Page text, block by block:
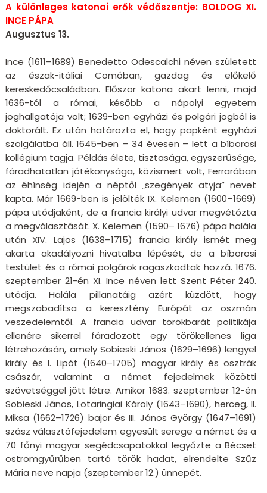
A különleges katonai erők védőszentje: BOLDOG XI.
INCE PÁPA
Augusztus 13.
Ince (1611–1689) Benedetto Odescalchi néven született
az észak-itáliai Comóban, gazdag és előkelő
kereskedőcsaládban. Először katona akart lenni, majd
1636-tól a római, később a nápolyi egyetem
joghallgatója volt; 1639-ben egyházi és polgári jogból is
doktorált. Ez után határozta el, hogy papként egyházi
szolgálatba áll. 1645-ben – 34 évesen – lett a bíborosi
kollégium tagja. Példás élete, tisztasága, egyszerűsége,
fáradhatatlan jótékonysága, közismert volt, Ferrarában
az éhínség idején a néptől „szegények atyja” nevet
kapta. Már 1669-ben is jelölték IX. Kelemen (1600–1669)
pápa utódjaként, de a francia királyi udvar megvétózta
a megválasztását. X. Kelemen (1590– 1676) pápa halála
után XIV. Lajos (1638–1715) francia király ismét meg
akarta akadályozni hivatalba lépését, de a bíborosi
testület és a római polgárok ragaszkodtak hozzá. 1676.
szeptember 21-én XI. Ince néven lett Szent Péter 240.
utódja. Halála pillanatáig azért küzdött, hogy
megszabadítsa a keresztény Európát az oszmán
veszedelemtől. A francia udvar törökbarát politikája
ellenére sikerrel fáradozott egy törökellenes liga
létrehozásán, amely Sobieski János (1629–1696) lengyel
király és I. Lipót (1640–1705) magyar király és osztrák
császár, valamint a német fejedelmek közötti
szövetséggel jött létre. Amikor 1683. szeptember 12-én
Sobieski János, Lotaringiai Károly (1643–1690), herceg, II.
Miksa (1662–1726) bajor és III. János György (1647–1691)
szász választófejedelem egyesült serege a német és a
70 főnyi magyar segédcsapatokkal legyőzte a Bécset
ostromgyűrűben tartó török hadat, elrendelte Szűz
Mária neve napja (szeptember 12.) ünnepét.